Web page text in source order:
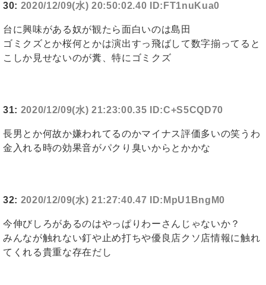
30: 2020/12/09(水) 20:50:02.40 ID:FT1nuKua0
台に興味がある奴が観たら面白いのは島田
ゴミクズとか桜何とかは演出すっ飛ばして数字揃ってると
こしか見せないのが糞、特にゴミクズ
31: 2020/12/09(水) 21:23:00.35 ID:C+S5CQD70
長男とか何故か嫌われてるのかマイナス評価多いの笑うわ
金入れる時の効果音がパクり臭いからとかかな
32: 2020/12/09(水) 21:27:40.47 ID:MpU1BngM0
今伸びしろがあるのはやっぱりわーさんじゃないか？
みんなが触れない釘や止め打ちや優良店クソ店情報に触れ
てくれる貴重な存在だし